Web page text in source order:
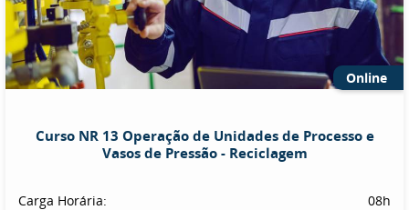
Online
Curso NR 13 Operação de Unidades de Processo e
Vasos de Pressão - Reciclagem
Carga Horária:
08h